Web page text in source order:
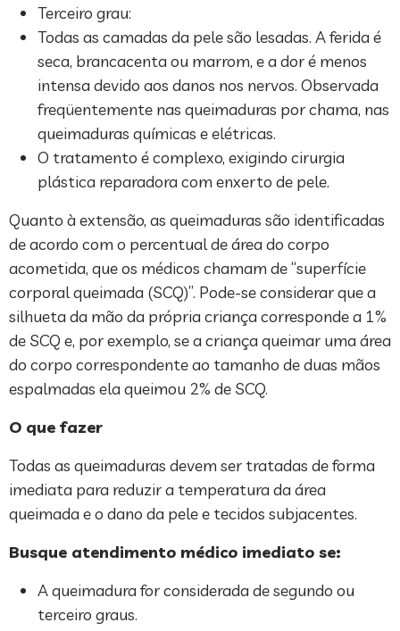
Terceiro grau:
Todas as camadas da pele são lesadas. A ferida é
seca, brancacenta ou marrom, e a dor é menos
intensa devido aos danos nos nervos. Observada
freqüentemente nas queimaduras por chama, nas
queimaduras químicas e elétricas.
O tratamento é complexo, exigindo cirurgia
plástica reparadora com enxerto de pele.
Quanto à extensão, as queimaduras são identificadas
de acordo com o percentual de área do corpo
acometida, que os médicos chamam de “superfície
corporal queimada (SCQ)”. Pode-se considerar que a
silhueta da mão da própria criança corresponde a 1%
de SCQ e, por exemplo, se a criança queimar uma área
do corpo correspondente ao tamanho de duas mãos
espalmadas ela queimou 2% de SCQ.
O que fazer
Todas as queimaduras devem ser tratadas de forma
imediata para reduzir a temperatura da área
queimada e o dano da pele e tecidos subjacentes.
Busque atendimento médico imediato se:
A queimadura for considerada de segundo ou
terceiro graus.